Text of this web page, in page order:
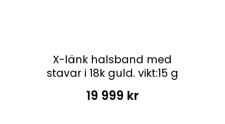
X-länk halsband med
stavar i 18k guld. vikt:15 g
19 999 kr